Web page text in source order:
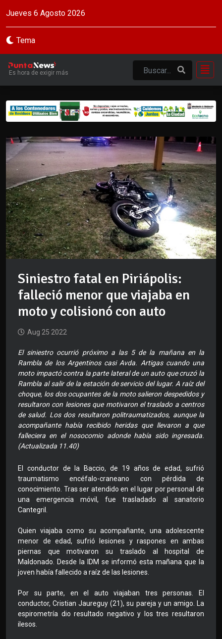
Jueves 6 Agosto 2026
Tema
Es hora de exigir más
Siniestro fatal en Piriápolis:
falleció menor que viajaba en
moto y colisionó con auto
Aug 25 2022
El siniestro ocurrió próximo a las 5 de la mañana en la
Rambla de los Argentinos casi Avda. Artigas cuando una
moto impactó contra la parte lateral de un auto que cruzó la
Rambla al salir de la estación de servicio del lugar. A raíz del
choque, los dos ocupantes de la moto salieron despedidos y
resultaron con lesiones que motivaron el traslado a centros
de salud. Los dos resultaron politraumatizados, aunque la
acompañante había recibido heridas que llevaron a que
falleciera en el nosocomio adonde había sido ingresada.
(Actualizada 11.40)
El conductor de la Baccio, de 19 años de edad, sufrió
traumatismo encéfalo-craneano con pérdida de
conocimiento. Tras ser atendido en el lugar por personal de
una emergencia móvil, fue trasladado al sanatorio
Cantegril.
Quien viajaba como su acompañante, una adolescente
menor de edad, sufrió lesiones y raspones en ambas
piernas que motivaron su traslado al hospital de
Maldonado. Desde la IDM se informó esta mañana que la
joven había fallecido a raíz de las lesiones.
Por su parte, en el auto viajaban tres personas. El
conductor, Cristian Jaureguy (21), su pareja y un amigo. La
espirometría dio resultado negativo y los tres resultaron
ilesos.